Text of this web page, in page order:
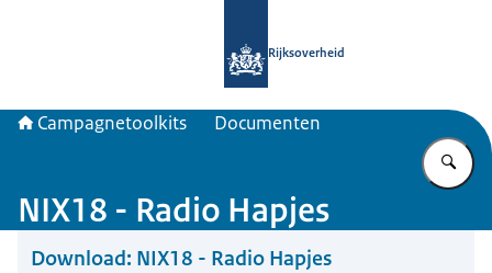
Rijksoverheid
Campagnetoolkits Documenten
NIX18 - Radio Hapjes
Download: NIX18 - Radio Hapjes